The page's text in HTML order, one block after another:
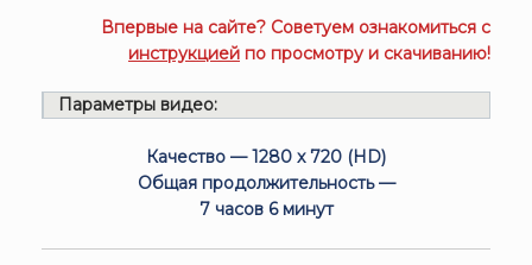
Впервые на сайте? Советуем ознакомиться с
инструкцией по просмотру и скачиванию!
Параметры видео:
Качество — 1280 x 720 (HD)
Общая продолжительность —
7 часов 6 минут